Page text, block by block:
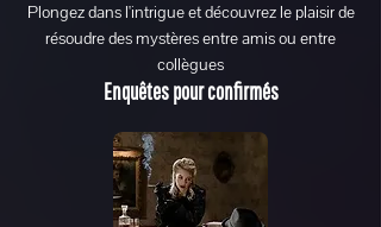
Plongez dans l'intrigue et découvrez le plaisir de
résoudre des mystères entre amis ou entre
collègues
Enquêtes pour confirmés